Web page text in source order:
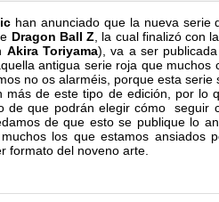
han anunciado que la nueva serie
Dragon Ball Z , la cual finalizó con
Akira Toriyama), va a ser
antigua serie roja que muchos
no os alarméis, porque esta serie
más de este tipo de edición, por lo
de que podrán elegir cómo seguir
de que esto se publique lo
los que estamos ansiados
formato del noveno arte.